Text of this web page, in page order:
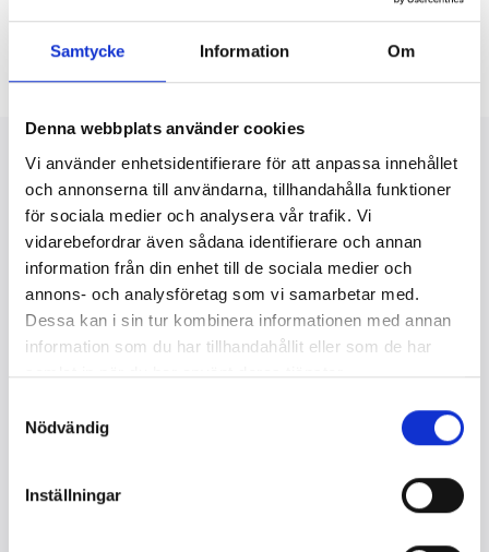
Samtycke Information Om
Denna webbplats använder cookies
Vi använder enhetsidentifierare för att anpassa innehållet
och annonserna till användarna, tillhandahålla funktioner
för sociala medier och analysera vår trafik. Vi
vidarebefordrar även sådana identifierare och annan
information från din enhet till de sociala medier och
annons- och analysföretag som vi samarbetar med.
Dessa kan i sin tur kombinera informationen med annan
information som du har tillhandahållit eller som de har
samlat in när du har använt deras tjänster.
Nödvändig
Inställningar
Mer att läsa
2025-12-02
Bonnier News erbjuder
SAO-jobb till unga från
socialt utsatta områden
Elever i årskurs 8 i socialt utsatta
områden i Stockholm, Västerås och
år av...